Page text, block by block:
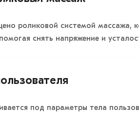
роликовой системой массажа,
снять напряжение и
под параметры тела